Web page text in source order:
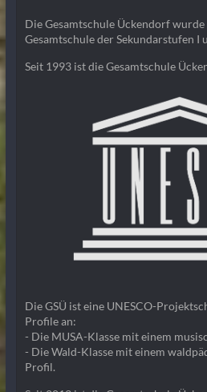
Die Gesamtschule Ückendorf
Gesamtschule der Sekundarstufen I
Seit 1993 ist die Gesamtschule
Die GSÜ ist eine UNESCO-
Profile an:
- Die MUSA-Klasse mit einem
- Die Wald-Klasse mit einem
Profil.